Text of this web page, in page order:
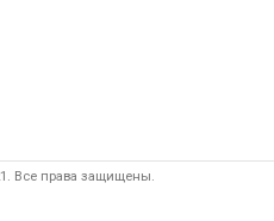
Все права защищены.